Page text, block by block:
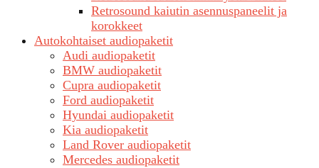
Retrosound kaiutin asennuspaneelit ja
korokkeet
Autokohtaiset audiopaketit
Audi audiopaketit
BMW audiopaketit
Cupra audiopaketit
Ford audiopaketit
Hyundai audiopaketit
Kia audiopaketit
Land Rover audiopaketit
Mercedes audiopaketit